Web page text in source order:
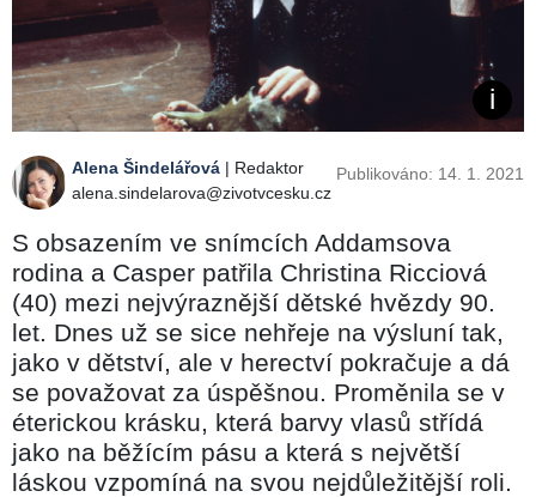
Alena Šindelářová | Redaktor
alena.sindelarova@zivotvcesku.cz
Publikováno: 14. 1. 2021
S obsazením ve snímcích Addamsova
rodina a Casper patřila Christina Ricciová
(40) mezi nejvýraznější dětské hvězdy 90.
let. Dnes už se sice nehřeje na výsluní tak,
jako v dětství, ale v herectví pokračuje a dá
se považovat za úspěšnou. Proměnila se v
éterickou krásku, která barvy vlasů střídá
jako na běžícím pásu a která s největší
láskou vzpomíná na svou nejdůležitější roli.